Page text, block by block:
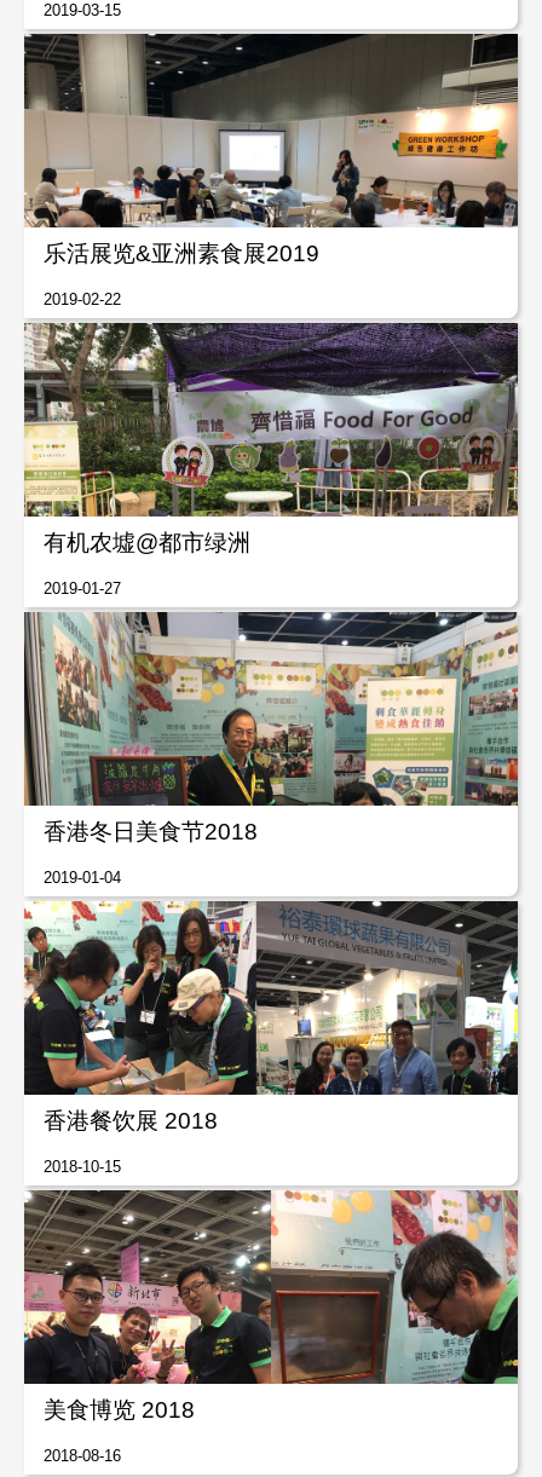
2019-03-15
乐活展览&亚洲素食展2019
2019-02-22
有机农墟@都市绿洲
2019-01-27
香港冬日美食节2018
2019-01-04
香港餐饮展 2018
2018-10-15
美食博览 2018
2018-08-16